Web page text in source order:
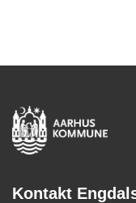
Kontakt